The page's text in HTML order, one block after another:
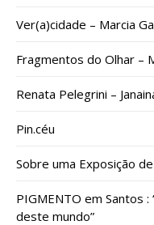
Ver(a)cidade – Marcia
Fragmentos do Olhar –
Renata Pelegrini –
Pin.céu
Sobre uma Exposição
PIGMENTO em Santos
deste mundo”